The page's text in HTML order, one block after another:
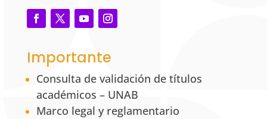
Importante
Consulta de validación de títulos
académicos – UNAB
Marco legal y reglamentario